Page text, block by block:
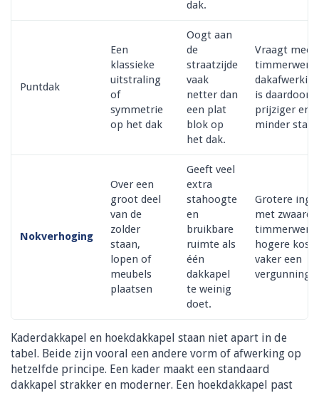
dak.
Puntdak
Een
klassieke
uitstraling
of
symmetrie
op het dak
Oogt aan
de
straatzijde
vaak
netter dan
een plat
blok op
het dak.
Vraagt meer
timmerwerk
is daardoor
prijziger en
minder
Nokverhoging
Over een
groot deel
van de
zolder
staan,
lopen of
meubels
plaatsen
Geeft veel
extra
stahoogte
en
bruikbare
ruimte als
één
dakkapel
te weinig
doet.
Grotere
met
timmerwerk,
hogere
vaker een
Kaderdakkapel en hoekdakkapel staan niet apart in de
tabel. Beide zijn vooral een andere vorm of afwerking op
hetzelfde principe. Een kader maakt een standaard
dakkapel strakker en moderner. Een hoekdakkapel past